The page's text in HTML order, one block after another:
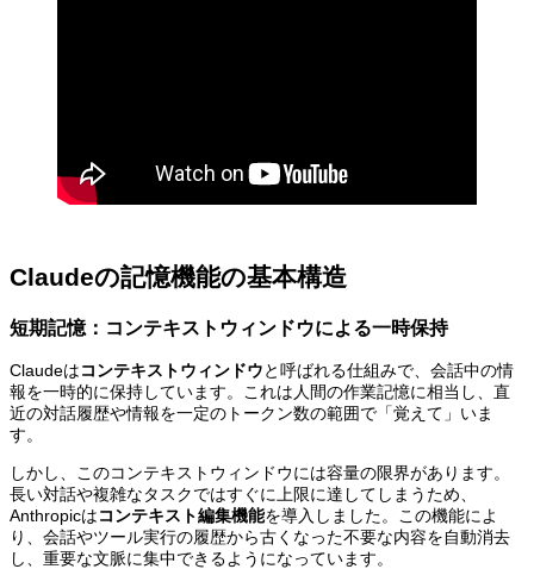
Claudeの記憶機能の基本構造
短期記憶：コンテキストウィンドウによる一時保持
Claudeはコンテキストウィンドウと呼ばれる仕組みで、会話中の情
報を一時的に保持しています。これは人間の作業記憶に相当し、直
近の対話履歴や情報を一定のトークン数の範囲で「覚えて」いま
す。
しかし、このコンテキストウィンドウには容量の限界があります。
長い対話や複雑なタスクではすぐに上限に達してしまうため、
Anthropicはコンテキスト編集機能を導入しました。この機能によ
り、会話やツール実行の履歴から古くなった不要な内容を自動消去
し、重要な文脈に集中できるようになっています。